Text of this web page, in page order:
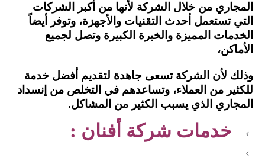
المجاري من خلال الشركة لأنها من أكبر الشركات
التي تستعمل أحدث التقنيات والأجهزة، وتوفر أيضاً
الخدمات المميزة والخبرة الكبيرة وتصل لجميع
الأماكن،
وذلك لأن الشركة تسعى جاهدة لتقديم أفضل خدمة
للكثير من العملاء، وتساعدهم في التخلص من إنسداد
المجاري الذي يسبب الكثير من المشاكل.
خدمات شركة أفنان :